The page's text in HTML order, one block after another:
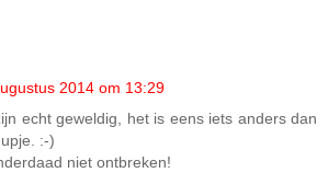
2014 om 13:29
echt geweldig, het is eens iets anders dan
:-)
niet ontbreken!